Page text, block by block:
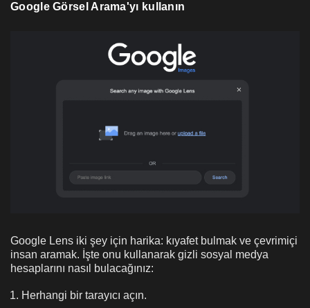
Google Görsel Arama'yı kullanın
Google Lens iki şey için harika: kıyafet bulmak ve çevrimiçi
insan aramak. İşte onu kullanarak gizli sosyal medya
hesaplarını nasıl bulacağınız:
Herhangi bir tarayıcı açın.